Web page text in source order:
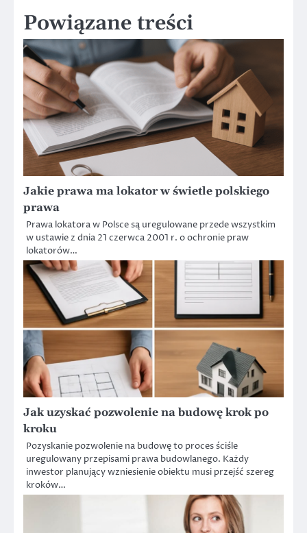
Powiązane treści
Jakie prawa ma lokator w świetle polskiego
prawa
Prawa lokatora w Polsce są uregulowane przede wszystkim
w ustawie z dnia 21 czerwca 2001 r. o ochronie praw
lokatorów…
Jak uzyskać pozwolenie na budowę krok po
kroku
Pozyskanie pozwolenie na budowę to proces ściśle
uregulowany przepisami prawa budowlanego. Każdy
inwestor planujący wzniesienie obiektu musi przejść szereg
kroków…